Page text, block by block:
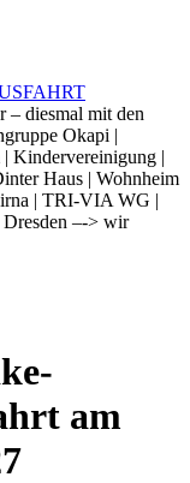
– diesmal mit den
Okapi |
Kindervereinigung |
Haus | Wohnheim
| TRI-VIA WG |
Dresden –-> wir
am